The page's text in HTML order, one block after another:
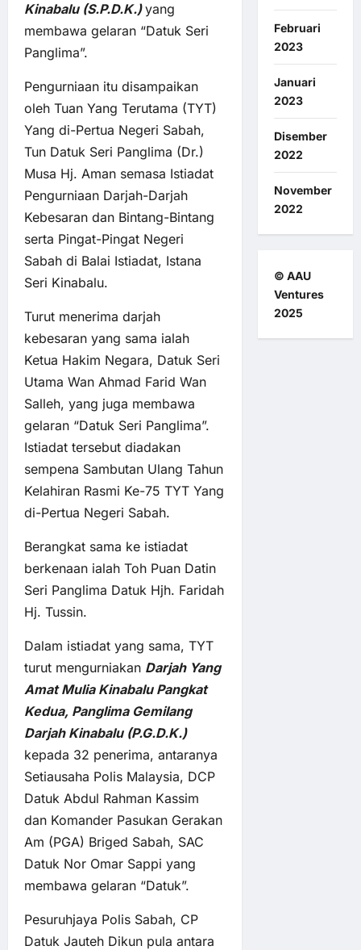
Kinabalu (S.P.D.K.) yang
membawa gelaran “Datuk Seri
Panglima”.
Pengurniaan itu disampaikan
oleh Tuan Yang Terutama (TYT)
Yang di-Pertua Negeri Sabah,
Tun Datuk Seri Panglima (Dr.)
Musa Hj. Aman semasa Istiadat
Pengurniaan Darjah-Darjah
Kebesaran dan Bintang-Bintang
serta Pingat-Pingat Negeri
Sabah di Balai Istiadat, Istana
Seri Kinabalu.
Turut menerima darjah
kebesaran yang sama ialah
Ketua Hakim Negara, Datuk Seri
Utama Wan Ahmad Farid Wan
Salleh, yang juga membawa
gelaran “Datuk Seri Panglima”.
Istiadat tersebut diadakan
sempena Sambutan Ulang Tahun
Kelahiran Rasmi Ke-75 TYT Yang
di-Pertua Negeri Sabah.
Berangkat sama ke istiadat
berkenaan ialah Toh Puan Datin
Seri Panglima Datuk Hjh. Faridah
Hj. Tussin.
Dalam istiadat yang sama, TYT
turut mengurniakan Darjah Yang
Amat Mulia Kinabalu Pangkat
Kedua, Panglima Gemilang
Darjah Kinabalu (P.G.D.K.)
kepada 32 penerima, antaranya
Setiausaha Polis Malaysia, DCP
Datuk Abdul Rahman Kassim
dan Komander Pasukan Gerakan
Am (PGA) Briged Sabah, SAC
Datuk Nor Omar Sappi yang
membawa gelaran “Datuk”.
Pesuruhjaya Polis Sabah, CP
Datuk Jauteh Dikun pula antara
Februari
2023
Januari
2023
Disember
2022
November
2022
© AAU
Ventures
2025